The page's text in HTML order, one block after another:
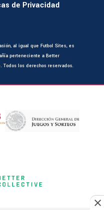
de Privacidad
al igual que Futbol Sites, es
perteneciente a Better
Todos los derechos reservados.